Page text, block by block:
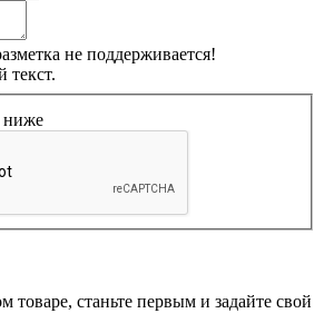
не поддерживается!
текст.
ниже
товаре, станьте первым и задайте свой